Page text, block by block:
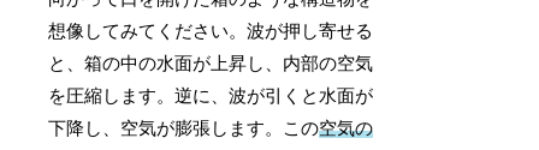
想像してみてください。波が押し寄せる
と、箱の中の水面が上昇し、内部の空気
を圧縮します。逆に、波が引くと水面が
下降し、空気が膨張します。この空気の